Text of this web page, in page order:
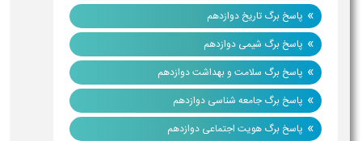
» پاسخ برگ تاریخ دوازدهم
» پاسخ برگ شیمی دوازدهم
» پاسخ برگ سلامت و بهداشت دوازدهم
» پاسخ برگ جامعه شناسی دوازدهم
» پاسخ برگ هویت اجتماعی دوازدهم